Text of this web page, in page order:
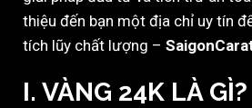
thiệu đến bạn một địa chỉ uy tín
tích lũy chất lượng –
I. VÀNG 24K LÀ GÌ?